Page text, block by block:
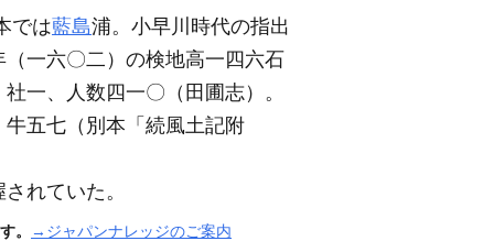
では藍島浦。小早川時代の指出
（一六〇二） の検地高一四六石
一、人数四一〇 （田圃志） 。
牛五七 （別本「続風土記附
れていた。
。 →ジャパンナレッジのご案内